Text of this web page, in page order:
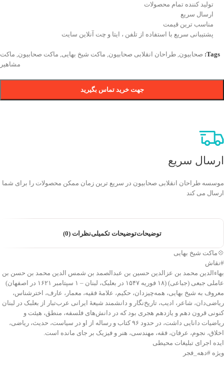
تولید کننده تمام محصولات
ارسال سریع
مناسب ترین قیمت
پشتیبانی سریع با استفاده از تلفن ، ایتا و چت آنلاین سایت
Tags: صحابیون, طراحان انقلابی صحابیون, ماکت شیخ بهایی, ماکت صحابیون, ماکت
مشاهیر
جهت خرید تماس بگیرید
ارسال سریع
موسسه طراحان انقلابی صحابیون در سریع ترین زمان ممکن محصولات را برای شما
ارسال می کند
توضیحاتتوضیحات تکمیلینظرات (0)
💠ماکت شیخ بهایی
#نقاش
بهاءالدین محمد بن عزالدین حسین بن عبدالصمد بن شمس الدین محمد بن حسن بن
عاملی جبعی (جباعی) (۱۸ فوریه ۱۵۴۷ در بعلبک، لبنان – ۱ سپتامبر ۱۶۲۱ در اصفهان)
معروف به شیخ بهایی، همه‌چیزدان، حکیم، علامهٔ فقیه، معمار، عارف، اخترشناس،
ریاضی‌دان، شاعر، ادیب، تاریخ‌نگار و دانشمند شیعهٔ ایرانی عرب‌تبار از بعلبک در لبنان
کنونی قرون دهم و یازدهم هجری بود که در دانش‌های فلسفه، منطق، هیئت و
ریاضیات دانایی داشت، در حدود ۹۶ کتاب و رساله از او در سیاست، حدیث، ریاضی،
اخلاق، نجوم، عرفان، فقه، مهندسی، هنر و فیزیک بر جای مانده است.
ایده اجرای تبلیغات محیطی
ویژه #دهه_فجر